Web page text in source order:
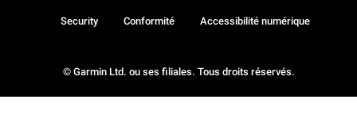
© Garmin Ltd. ou ses filiales. Tous droits réservés.
Security Conformité Accessibilité numérique